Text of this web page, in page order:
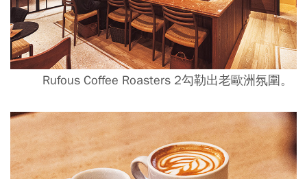
Rufous Coffee Roasters 2勾勒出老歐洲氛圍。